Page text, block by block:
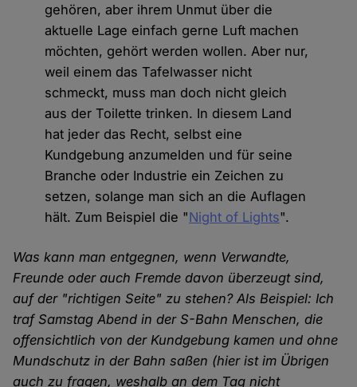
gehören, aber ihrem Unmut über die
aktuelle Lage einfach gerne Luft machen
möchten, gehört werden wollen. Aber nur,
weil einem das Tafelwasser nicht
schmeckt, muss man doch nicht gleich
aus der Toilette trinken. In diesem Land
hat jeder das Recht, selbst eine
Kundgebung anzumelden und für seine
Branche oder Industrie ein Zeichen zu
setzen, solange man sich an die Auflagen
hält. Zum Beispiel die "Night of Lights".
Was kann man entgegnen, wenn Verwandte,
Freunde oder auch Fremde davon überzeugt sind,
auf der "richtigen Seite" zu stehen? Als Beispiel: Ich
traf Samstag Abend in der S-Bahn Menschen, die
offensichtlich von der Kundgebung kamen und ohne
Mundschutz in der Bahn saßen (hier ist im Übrigen
auch zu fragen, weshalb an dem Tag nicht